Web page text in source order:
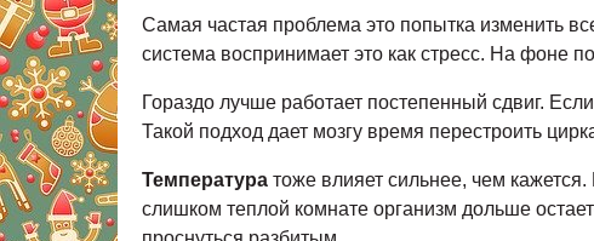
Самая частая проблема это попытка изменить
система воспринимает это как стресс. На фоне
Гораздо лучше работает постепенный сдвиг.
Такой подход дает мозгу время перестроить
Температура тоже влияет сильнее, чем
слишком теплой комнате организм дольше